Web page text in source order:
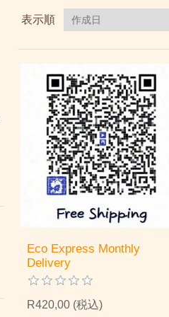
表示順
Eco Express Monthly
Delivery
R420,00 (税込)